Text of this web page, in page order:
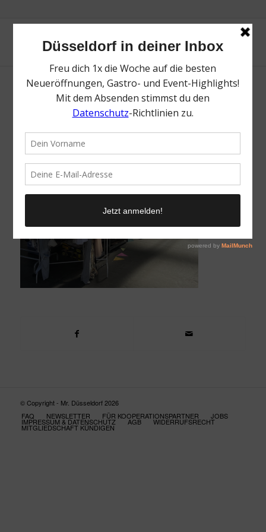
Flohmarkt | Mr. Düsseldorf | Düsseldates |
© Copyright - Mr. Düsseldorf 2026
FAQ
NEWSLETTER FÜR KOOPERATIONSPARTNER JOBS
IMPRESSUM & DATENSCHUTZ AGB WIDERRUFSRECHT
MITGLIEDSCHAFT KÜNDIGEN